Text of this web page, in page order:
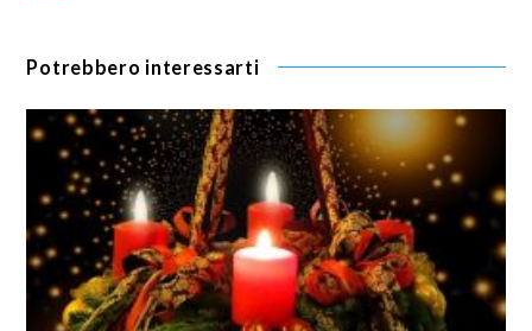
Potrebbero interessarti